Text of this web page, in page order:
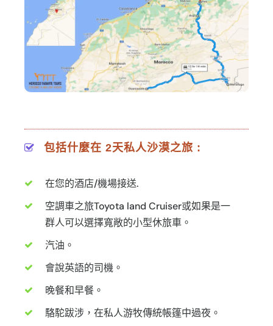
包括什麼在 2天私人沙漠之旅 :
在您的酒店/機場接送.
空調車之旅Toyota land Cruiser或如果是一
群人可以選擇寬敞的小型休旅車。
汽油。
會說英語的司機。
晚餐和早餐。
駱駝跋涉，在私人游牧傳統帳篷中過夜。